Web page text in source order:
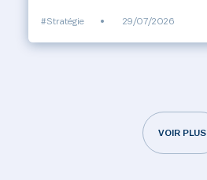
#Stratégie • 29/07/2026
VOIR PLUS